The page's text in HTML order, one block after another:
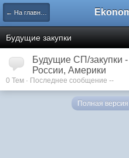
← На главную
Будущие закупки
Будущие СП/закупки
России, Америки
0 Тем · Последнее сообщение --
Полная версия